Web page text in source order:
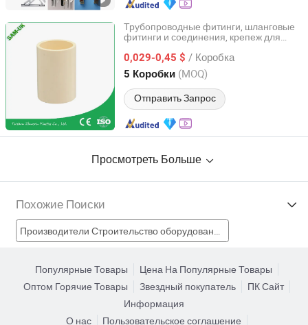
Трубопроводные фитинги, шланговые
фитинги и соединения, крепеж для
0,029-0,45 $ / Коробка
5 Коробки (MOQ)
Отправить Запрос
Taizhou Zhuoxin Plastics Co., Ltd.
с 2010
Просмотреть Больше
Похожие Поиски
Производители Линейное оборудование
Популярные Товары
Цена На Популярные Товары
Оптом Горячие Товары
Звездный покупатель
ПК Сайт
Информация
О нас
Пользовательское соглашение